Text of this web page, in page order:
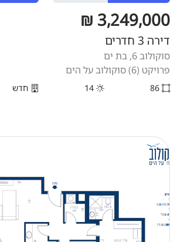
3,249,000 ₪
דירה 3 חדרים
סוקולוב 6, בת ים
פרויקט (6) סוקולוב על הים
חדש